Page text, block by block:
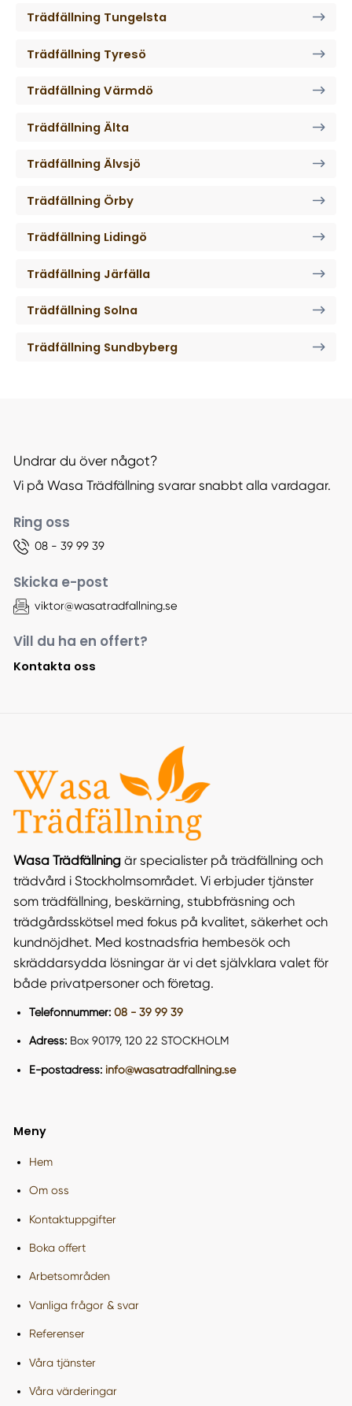
Trädfällning Tungelsta
Trädfällning Tyresö
Trädfällning Värmdö
Trädfällning Älta
Trädfällning Älvsjö
Trädfällning Örby
Trädfällning Lidingö
Trädfällning Järfälla
Trädfällning Solna
Trädfällning Sundbyberg
Undrar du över något?
Vi på Wasa Trädfällning svarar snabbt alla vardagar.
Ring oss
08 - 39 99 39
Skicka e-post
viktor@wasatradfallning.se
Vill du ha en offert?
Kontakta oss
Wasa Trädfällningär specialister på trädfällning och
trädvård i Stockholmsområdet. Vi erbjuder tjänster
som trädfällning, beskärning, stubbfräsning och
trädgårdsskötsel med fokus på kvalitet, säkerhet och
kundnöjdhet. Med kostnadsfria hembesök och
skräddarsydda lösningar är vi det självklara valet för
både privatpersoner och företag​.
Telefonnummer: 08 - 39 99 39
Adress: Box 90179, 120 22 STOCKHOLM
E-postadress: info@wasatradfallning.se
Meny
Hem
Om oss
Kontaktuppgifter
Boka offert
Arbetsområden
Vanliga frågor & svar
Referenser
Våra tjänster
Våra värderingar